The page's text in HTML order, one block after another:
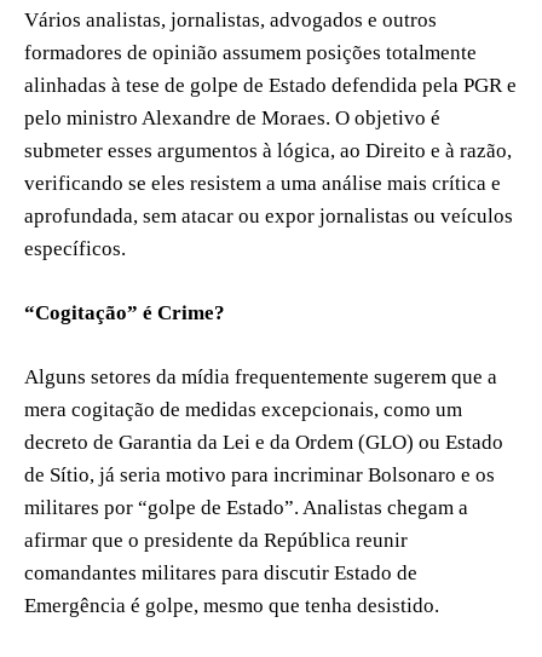
Vários analistas, jornalistas, advogados e outros
formadores de opinião assumem posições totalmente
alinhadas à tese de golpe de Estado defendida pela PGR e
pelo ministro Alexandre de Moraes. O objetivo é
submeter esses argumentos à lógica, ao Direito e à razão,
verificando se eles resistem a uma análise mais crítica e
aprofundada, sem atacar ou expor jornalistas ou veículos
específicos.
“Cogitação” é Crime?
Alguns setores da mídia frequentemente sugerem que a
mera cogitação de medidas excepcionais, como um
decreto de Garantia da Lei e da Ordem (GLO) ou Estado
de Sítio, já seria motivo para incriminar Bolsonaro e os
militares por “golpe de Estado”. Analistas chegam a
afirmar que o presidente da República reunir
comandantes militares para discutir Estado de
Emergência é golpe, mesmo que tenha desistido.